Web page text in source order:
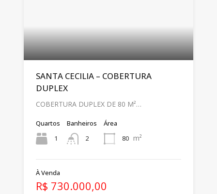
SANTA CECILIA – COBERTURA
DUPLEX
COBERTURA DUPLEX DE 80 M²…
Quartos
1
Banheiros
2
Área
80 m²
À Venda
R$ 730.000,00